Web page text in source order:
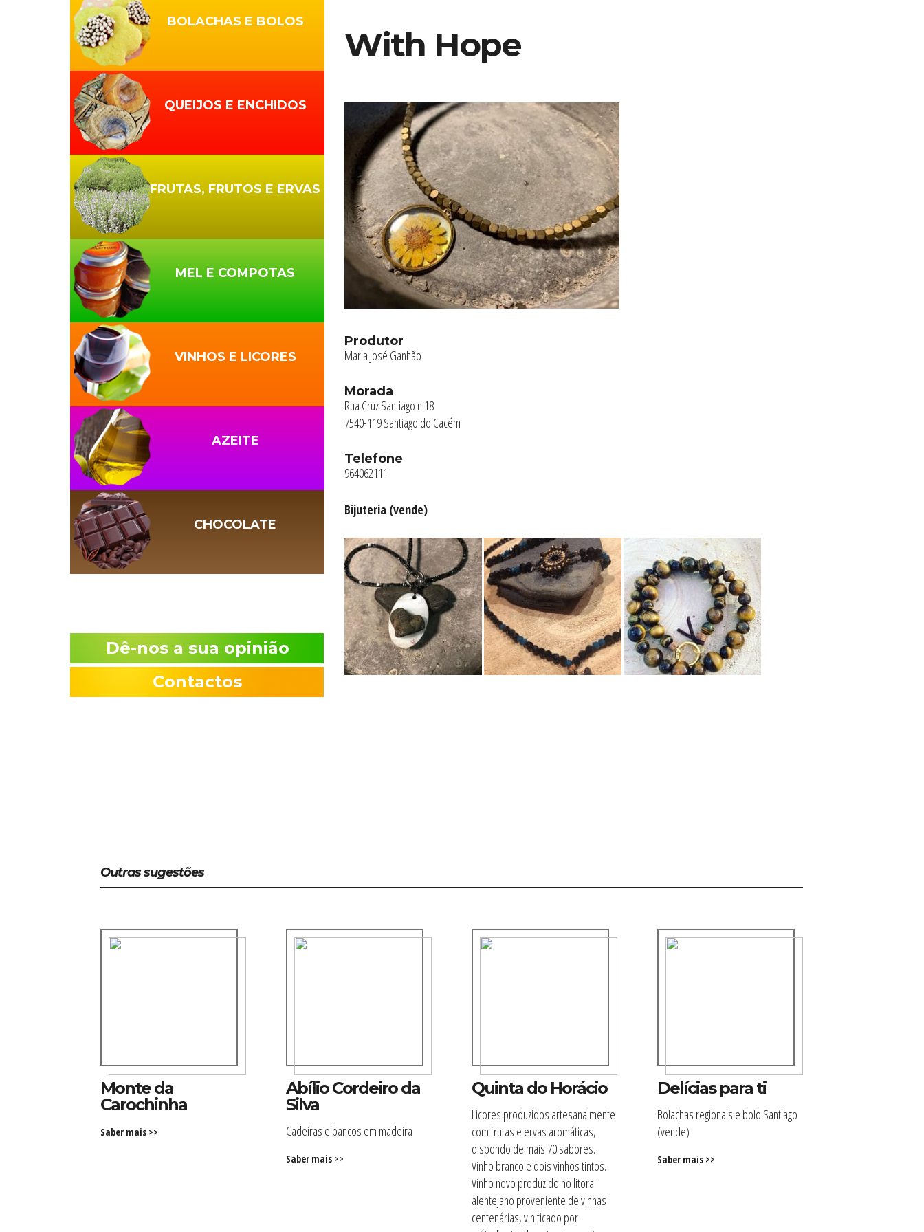
With Hope
Produtor
Maria José Ganhão
Morada
Rua Cruz Santiago n 18
7540-119 Santiago do Cacém
Telefone
964062111
Bijuteria (vende)
BOLACHAS E BOLOS
QUEIJOS E ENCHIDOS
FRUTAS, FRUTOS E ERVAS
MEL E COMPOTAS
VINHOS E LICORES
AZEITE
CHOCOLATE
Dê-nos a sua opinião
Contactos
Outras sugestões
Monte da
Carochinha
Saber mais >>
Abílio Cordeiro da
Silva
Cadeiras e bancos em madeira
Saber mais >>
Quinta do Horácio
Licores produzidos artesanalmente
com frutas e ervas aromáticas,
dispondo de mais 70 sabores.
Vinho branco e dois vinhos tintos.
Vinho novo produzido no litoral
alentejano proveniente de vinhas
centenárias, vinificado por
Delícias para ti
Bolachas regionais e bolo Santiago
(vende)
Saber mais >>